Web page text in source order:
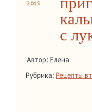
2015
с
Автор: Елена
Рубрика: Рецепты